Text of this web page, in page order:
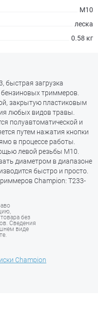
М10
леска
0.58 кг
быстрая загрузка
бензиновых триммеров.
закрытую пластиковым
любых видов травы.
полуавтоматической и
путем нажатия кнопки
в процессе работы.
левой резьбы М10.
диаметром в диапазоне
быстро и просто.
Champion: Т233-
без
Сведения
виде
Champion